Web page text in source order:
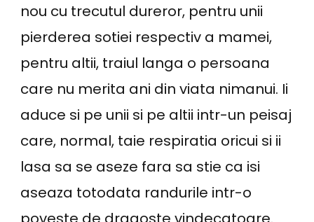
nou cu trecutul dureror, pentru unii
pierderea sotiei respectiv a mamei,
pentru altii, traiul langa o persoana
care nu merita ani din viata nimanui. Ii
aduce si pe unii si pe altii intr-un peisaj
care, normal, taie respiratia oricui si ii
lasa sa se aseze fara sa stie ca isi
aseaza totodata randurile intr-o